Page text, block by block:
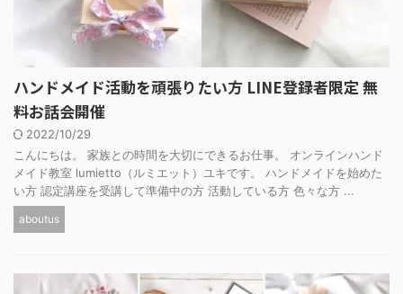
ハンドメイド活動を頑張りたい方 LINE登録者限定 無
料お話会開催
2022/10/29
こんにちは。 家族との時間を大切にできるお仕事。 オンラインハンド
メイド教室 lumietto（ルミエット）ユキです。 ハンドメイドを始めた
い方 認定講座を受講して準備中の方 活動している方 色々な方 ...
aboutus